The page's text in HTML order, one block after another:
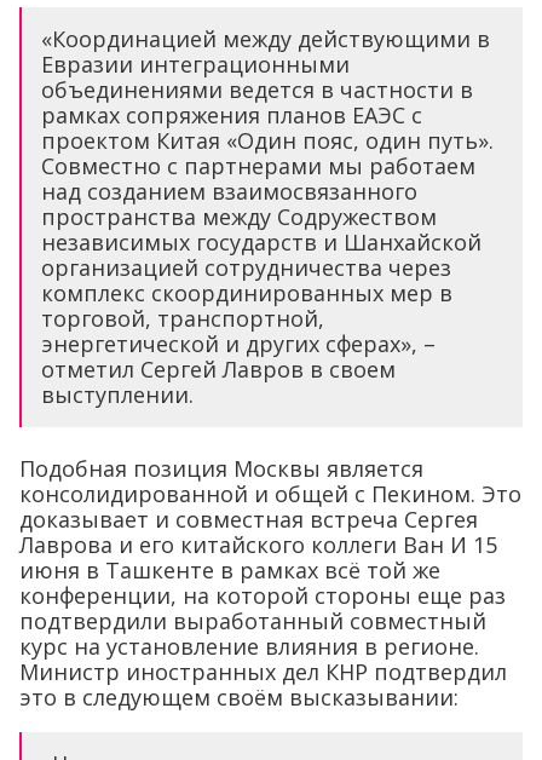
«Координацией между действующими в
Евразии интеграционными
объединениями ведется в частности в
рамках сопряжения планов ЕАЭС с
проектом Китая «Один пояс, один путь».
Совместно с партнерами мы работаем
над созданием взаимосвязанного
пространства между Содружеством
независимых государств и Шанхайской
организацией сотрудничества через
комплекс скоординированных мер в
торговой, транспортной,
энергетической и других сферах», –
отметил Сергей Лавров в своем
выступлении.
Подобная позиция Москвы является
консолидированной и общей с Пекином. Это
доказывает и совместная встреча Сергея
Лаврова и его китайского коллеги Ван И 15
июня в Ташкенте в рамках всё той же
конференции, на которой стороны еще раз
подтвердили выработанный совместный
курс на установление влияния в регионе.
Министр иностранных дел КНР подтвердил
это в следующем своём высказывании: